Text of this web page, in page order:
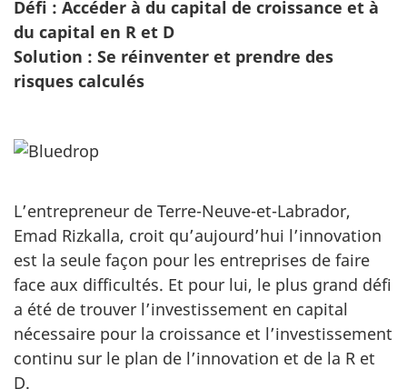
Défi : Accéder à du capital de croissance et à
du capital en R et D
Solution : Se réinventer et prendre des
risques calculés
L’entrepreneur de Terre-Neuve-et-Labrador,
Emad Rizkalla, croit qu’aujourd’hui l’innovation
est la seule façon pour les entreprises de faire
face aux difficultés. Et pour lui, le plus grand défi
a été de trouver l’investissement en capital
nécessaire pour la croissance et l’investissement
continu sur le plan de l’innovation et de la R et
D.